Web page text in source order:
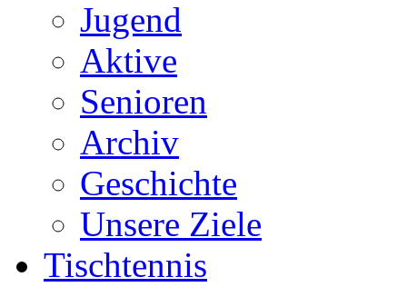
Jugend
Aktive
Senioren
Archiv
Geschichte
Unsere Ziele
Tischtennis